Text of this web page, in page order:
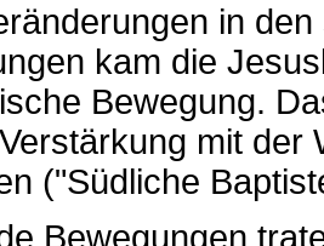
in
kam die
Bewegung.
mit der
("Südliche
Bewegungen